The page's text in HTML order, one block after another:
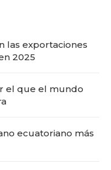
las exportaciones
2025
el que el mundo
ecuatoriano más